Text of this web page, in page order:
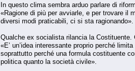
In questo clima sembra arduo parlare di
«Ragione di più per avviarle, e per trovare il
diversi modi praticabili, ci si sta ragionando».
Qualche ex socialista rilancia la
«E’ un’idea interessante proprio perché
soprattutto perché una formula costituente
politica quanto la società civile».